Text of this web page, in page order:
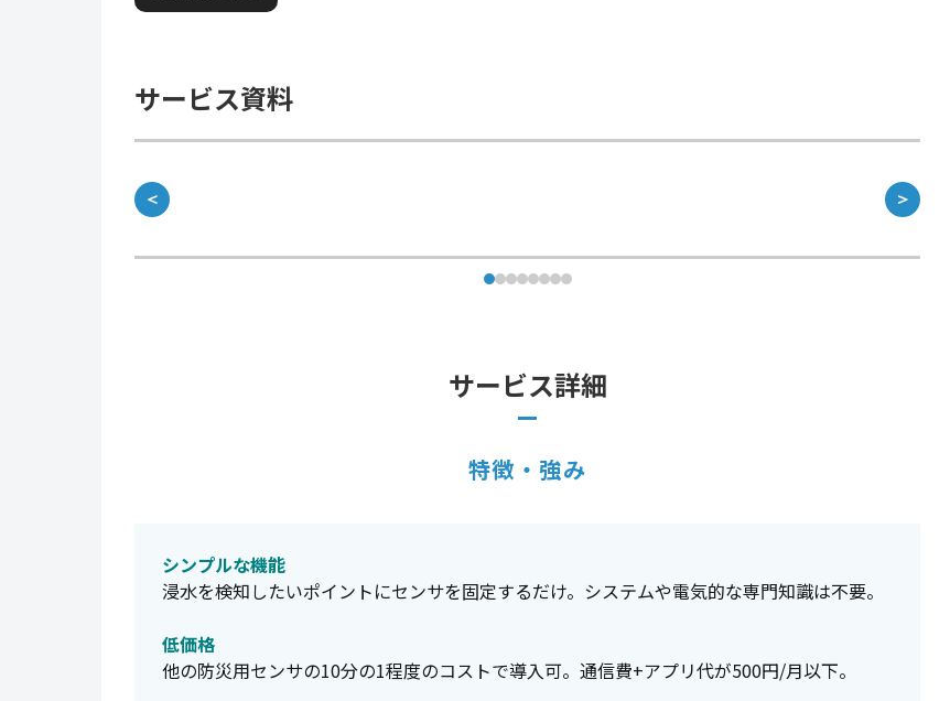
サービス資料
＜ ＞
サービス詳細
特徴・強み
シンプルな機能
浸水を検知したいポイントにセンサを固定するだけ。システムや電気的な専門知識は不要。
低価格
他の防災用センサの10分の1程度のコストで導入可。通信費+アプリ代が500円/月以下。